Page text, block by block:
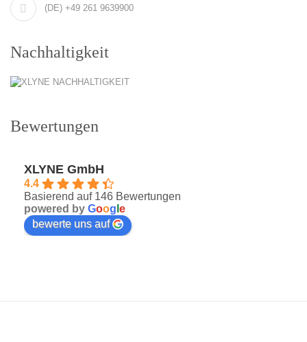
(DE) +49 261 9639900
Nachhaltigkeit
Bewertungen
XLYNE GmbH
4.4
Basierend auf 146 Bewertungen
powered by Goog e
bewerte uns auf